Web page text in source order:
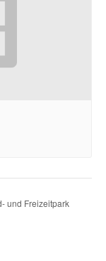
und Freizeitpark